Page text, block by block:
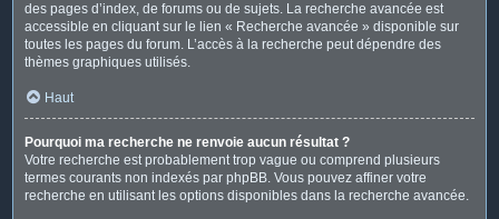
des pages d’index, de forums ou de sujets. La recherche avancée est
accessible en cliquant sur le lien « Recherche avancée » disponible sur
toutes les pages du forum. L’accès à la recherche peut dépendre des
thèmes graphiques utilisés.
Haut
Pourquoi ma recherche ne renvoie aucun résultat ?
Votre recherche est probablement trop vague ou comprend plusieurs
termes courants non indexés par phpBB. Vous pouvez affiner votre
recherche en utilisant les options disponibles dans la recherche avancée.